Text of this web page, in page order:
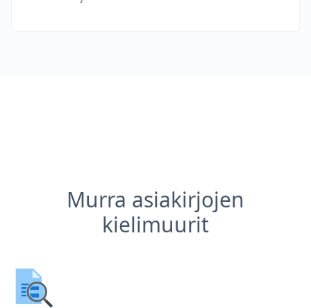
Murra asiakirjojen
kielimuurit